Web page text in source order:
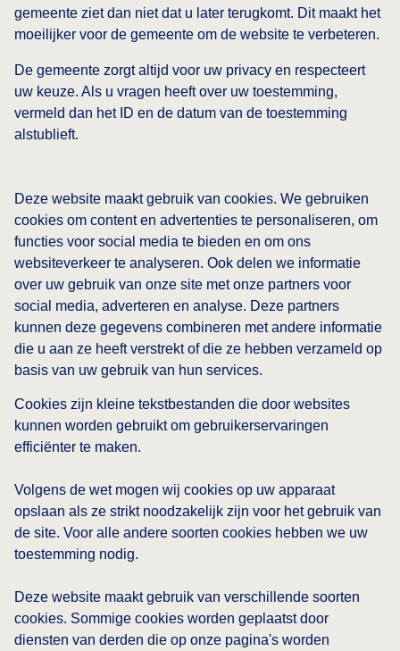
gemeente ziet dan niet dat u later terugkomt. Dit maakt het
moeilijker voor de gemeente om de website te verbeteren.
De gemeente zorgt altijd voor uw privacy en respecteert
uw keuze. Als u vragen heeft over uw toestemming,
vermeld dan het ID en de datum van de toestemming
alstublieft.
Deze website maakt gebruik van cookies. We gebruiken
cookies om content en advertenties te personaliseren, om
functies voor social media te bieden en om ons
websiteverkeer te analyseren. Ook delen we informatie
over uw gebruik van onze site met onze partners voor
social media, adverteren en analyse. Deze partners
kunnen deze gegevens combineren met andere informatie
die u aan ze heeft verstrekt of die ze hebben verzameld op
basis van uw gebruik van hun services.
Cookies zijn kleine tekstbestanden die door websites
kunnen worden gebruikt om gebruikerservaringen
efficiënter te maken.
Volgens de wet mogen wij cookies op uw apparaat
opslaan als ze strikt noodzakelijk zijn voor het gebruik van
de site. Voor alle andere soorten cookies hebben we uw
toestemming nodig.
Deze website maakt gebruik van verschillende soorten
cookies. Sommige cookies worden geplaatst door
diensten van derden die op onze pagina's worden